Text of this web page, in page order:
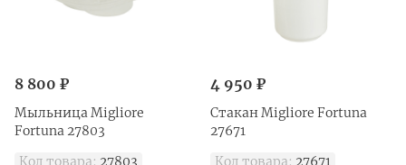
8 800 ₽
Мыльница Migliore
Fortuna 27803
Код товара: 27803
4 950 ₽
Стакан Migliore Fortuna
27671
Код товара: 27671